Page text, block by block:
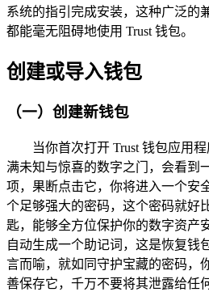
系统的指引完成安装，这种广泛的
都能毫无阻碍地使用 Trust 钱包。
创建或导入钱包
（一）创建新钱包
当你首次打开 Trust 钱包应用
满未知与惊喜的数字之门，会看到
项，果断点击它，你将进入一个安
个足够强大的密码，这个密码就好
匙，能够全方位保护你的数字资产
自动生成一个助记词，这是恢复钱
言而喻，就如同守护宝藏的密码，
善保存它，千万不要将其泄露给任